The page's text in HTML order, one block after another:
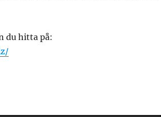
du hitta på: